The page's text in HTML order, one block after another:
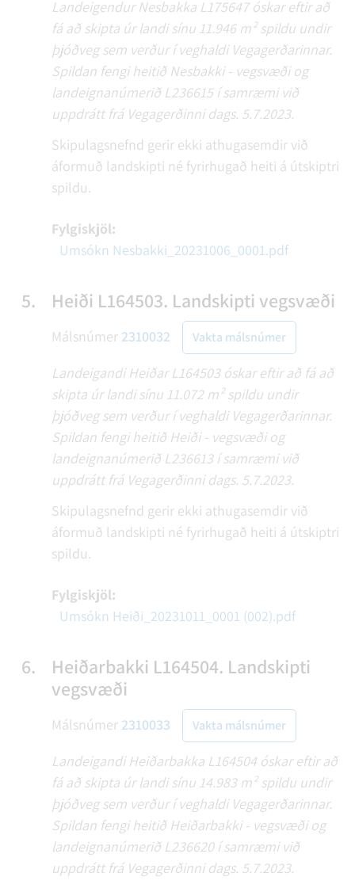
Landeigendur Nesbakka L175647 óskar eftir að
fá að skipta úr landi sínu 11.946 m² spildu undir
þjóðveg sem verður í veghaldi Vegagerðarinnar.
Spildan fengi heitið Nesbakki - vegsvæði og
landeignanúmerið L236615 í samræmi við
uppdrátt frá Vegagerðinni dags. 5.7.2023.
Skipulagsnefnd gerir ekki athugasemdir við
áformuð landskipti né fyrirhugað heiti á útskiptri
spildu.
Fylgiskjöl:
Umsókn Nesbakki_20231006_0001.pdf
5. Heiði L164503. Landskipti vegsvæði
Málsnúmer 2310032 Vakta málsnúmer
Landeigandi Heiðar L164503 óskar eftir að fá að
skipta úr landi sínu 11.072 m² spildu undir
þjóðveg sem verður í veghaldi Vegagerðarinnar.
Spildan fengi heitið Heiði - vegsvæði og
landeignanúmerið L236613 í samræmi við
uppdrátt frá Vegagerðinni dags. 5.7.2023.
Skipulagsnefnd gerir ekki athugasemdir við
áformuð landskipti né fyrirhugað heiti á útskiptri
spildu.
Fylgiskjöl:
Umsókn Heiði_20231011_0001 (002).pdf
6.
Heiðarbakki L164504. Landskipti
vegsvæði
Málsnúmer 2310033 Vakta málsnúmer
Landeigandi Heiðarbakka L164504 óskar eftir að
fá að skipta úr landi sínu 14.983 m² spildu undir
þjóðveg sem verður í veghaldi Vegagerðarinnar.
Spildan fengi heitið Heiðarbakki - vegsvæði og
landeignanúmerið L236620 í samræmi við
uppdrátt frá Vegagerðinni dags. 5.7.2023.